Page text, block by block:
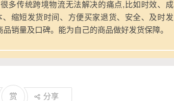
多传统跨境物流无法解决的痛点,比如时效、成
缩短发货时间、方便买家退货、安全、及时发
销量及口碑。能为自己的商品做好发货保障。
赏 分享